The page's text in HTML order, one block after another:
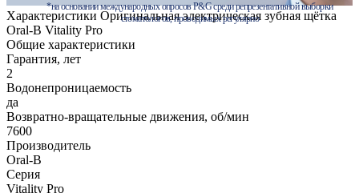
*на основании международных опросов P&G среди репрезентативной выборки
стоматологов, проводимых регулярно
Характеристики Оригинальная электрическая зубная щётка
Oral-B Vitality Pro
Общие характеристики
Гарантия, лет
2
Водонепроницаемость
да
Возвратно-вращательные движения, об/мин
7600
Производитель
Oral-B
Серия
Vitality Pro